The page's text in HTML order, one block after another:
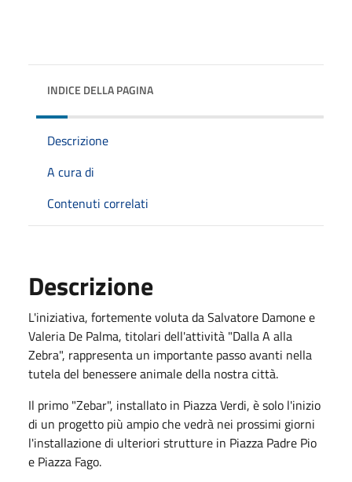
INDICE DELLA PAGINA
Descrizione
A cura di
Contenuti correlati
Descrizione
L'iniziativa, fortemente voluta da Salvatore Damone e
Valeria De Palma, titolari dell'attività "Dalla A alla
Zebra", rappresenta un importante passo avanti nella
tutela del benessere animale della nostra città.
Il primo "Zebar", installato in Piazza Verdi, è solo l'inizio
di un progetto più ampio che vedrà nei prossimi giorni
l'installazione di ulteriori strutture in Piazza Padre Pio
e Piazza Fago.